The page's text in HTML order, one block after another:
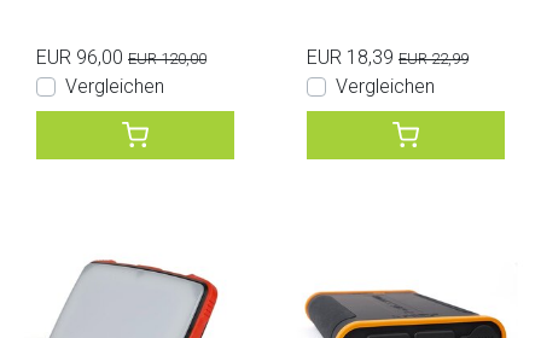
EUR 96,00 EUR 120,00
Vergleichen
EUR 18,39 EUR 22,99
Vergleichen